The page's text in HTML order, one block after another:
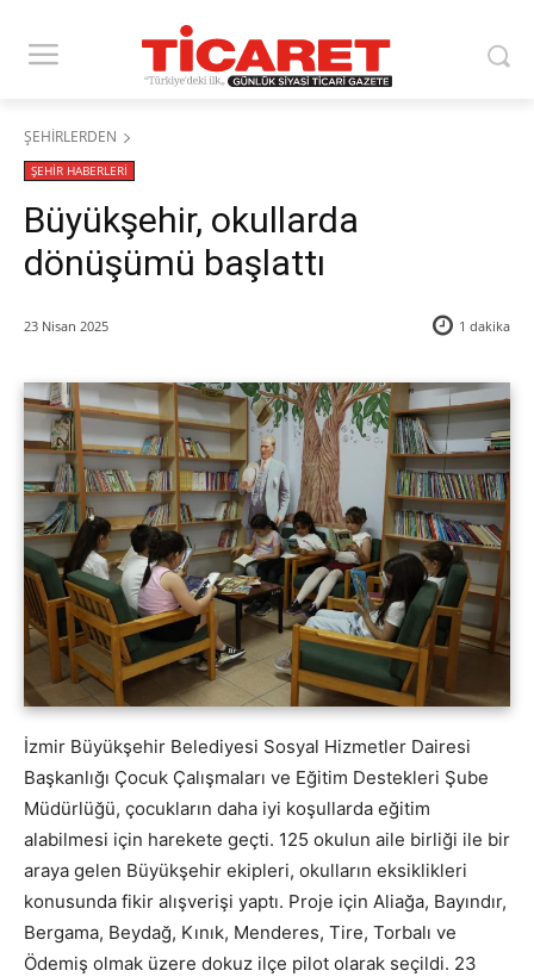
ŞEHİRLERDEN
ŞEHİR HABERLERİ
Büyükşehir, okullarda
dönüşümü başlattı
23 Nisan 2025 1 dakika
İzmir Büyükşehir Belediyesi Sosyal Hizmetler Dairesi
Başkanlığı Çocuk Çalışmaları ve Eğitim Destekleri Şube
Müdürlüğü, çocukların daha iyi koşullarda eğitim
alabilmesi için harekete geçti. 125 okulun aile birliği ile bir
araya gelen Büyükşehir ekipleri, okulların eksiklikleri
konusunda fikir alışverişi yaptı. Proje için Aliağa, Bayındır,
Bergama, Beydağ, Kınık, Menderes, Tire, Torbalı ve
Ödemiş olmak üzere dokuz ilçe pilot olarak seçildi. 23